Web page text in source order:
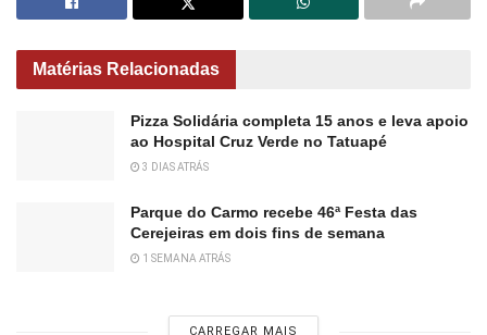
Matérias Relacionadas
Pizza Solidária completa 15 anos e leva apoio
ao Hospital Cruz Verde no Tatuapé
3 DIAS ATRÁS
Parque do Carmo recebe 46ª Festa das
Cerejeiras em dois fins de semana
1 SEMANA ATRÁS
CARREGAR MAIS